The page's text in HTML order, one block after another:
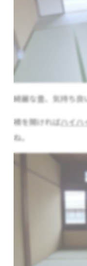
綺麗な畳、気持ち良
襖を開ければハイハ
ね。